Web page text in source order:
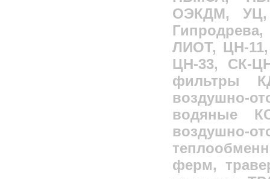
ОЭКДМ, УЦ,
ЛИОТ, ЦН-
ЦН-33, СК-
фильтры
воздушно-
водяные
ферм,